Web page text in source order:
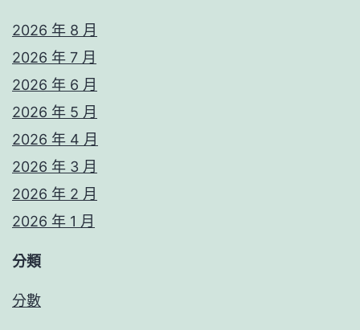
2026 年 8 月
2026 年 7 月
2026 年 6 月
2026 年 5 月
2026 年 4 月
2026 年 3 月
2026 年 2 月
2026 年 1 月
分類
分數